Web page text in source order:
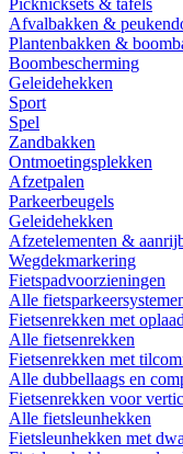
Picknicksets & tafels
Afvalbakken &
Plantenbakken &
Boombescherming
Geleidehekken
Sport
Spel
Zandbakken
Ontmoetingsplekken
Afzetpalen
Parkeerbeugels
Geleidehekken
Afzetelementen &
Wegdekmarkering
Fietspadvoorzieningen
Alle
Fietsenrekken met
Alle fietsenrekken
Fietsenrekken met
Alle dubbellaags en
Fietsenrekken voor
Alle fietsleunhekken
Fietsleunhekken met